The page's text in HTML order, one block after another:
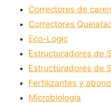
Correctores de
Correctores
Eco-Logic
Estructuradores de
Estructuradores de
Fertilizantes y
Microbiologia